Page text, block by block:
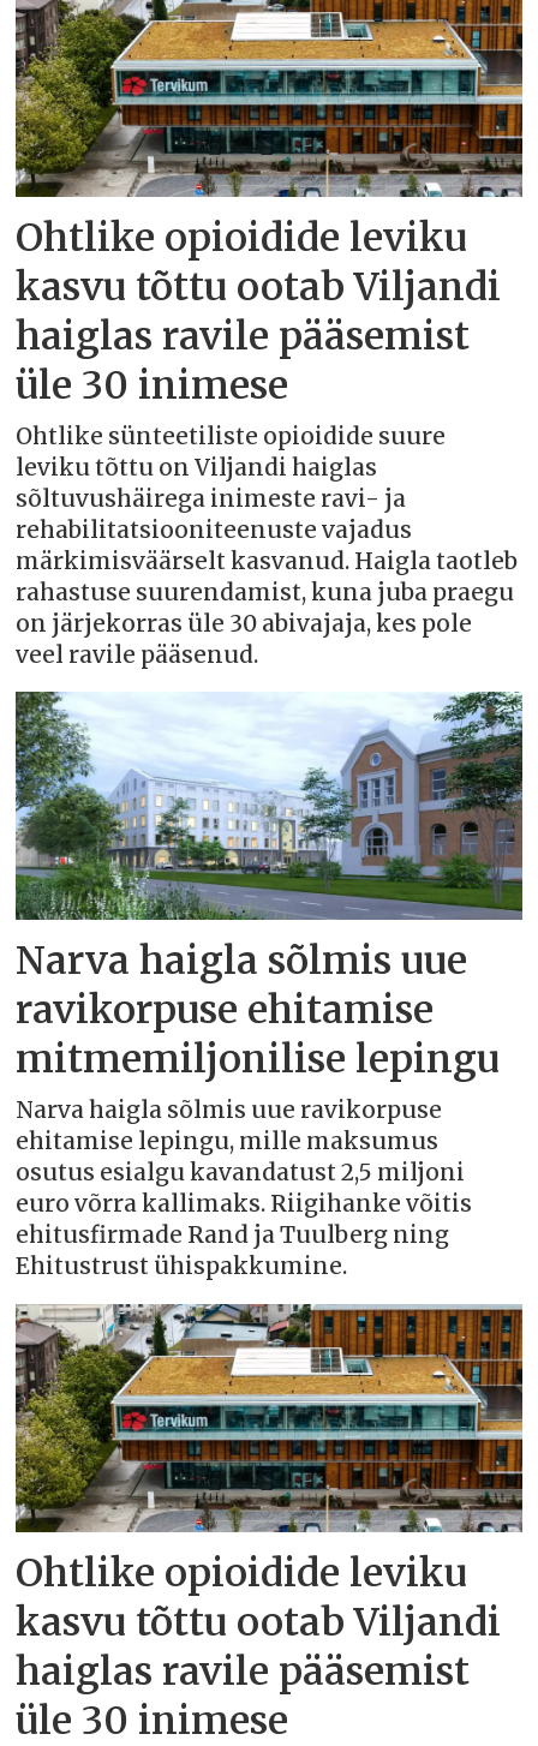
Ohtlike opioidide leviku
kasvu tõttu ootab Viljandi
haiglas ravile pääsemist
üle 30 inimese
Ohtlike sünteetiliste opioidide suure
leviku tõttu on Viljandi haiglas
sõltuvushäirega inimeste ravi- ja
rehabilitatsiooniteenuste vajadus
märkimisväärselt kasvanud. Haigla taotleb
rahastuse suurendamist, kuna juba praegu
on järjekorras üle 30 abivajaja, kes pole
veel ravile pääsenud.
Narva haigla sõlmis uue
ravikorpuse ehitamise
mitmemiljonilise lepingu
Narva haigla sõlmis uue ravikorpuse
ehitamise lepingu, mille maksumus
osutus esialgu kavandatust 2,5 miljoni
euro võrra kallimaks. Riigihanke võitis
ehitusfirmade Rand ja Tuulberg ning
Ehitustrust ühispakkumine.
Ohtlike opioidide leviku
kasvu tõttu ootab Viljandi
haiglas ravile pääsemist
üle 30 inimese